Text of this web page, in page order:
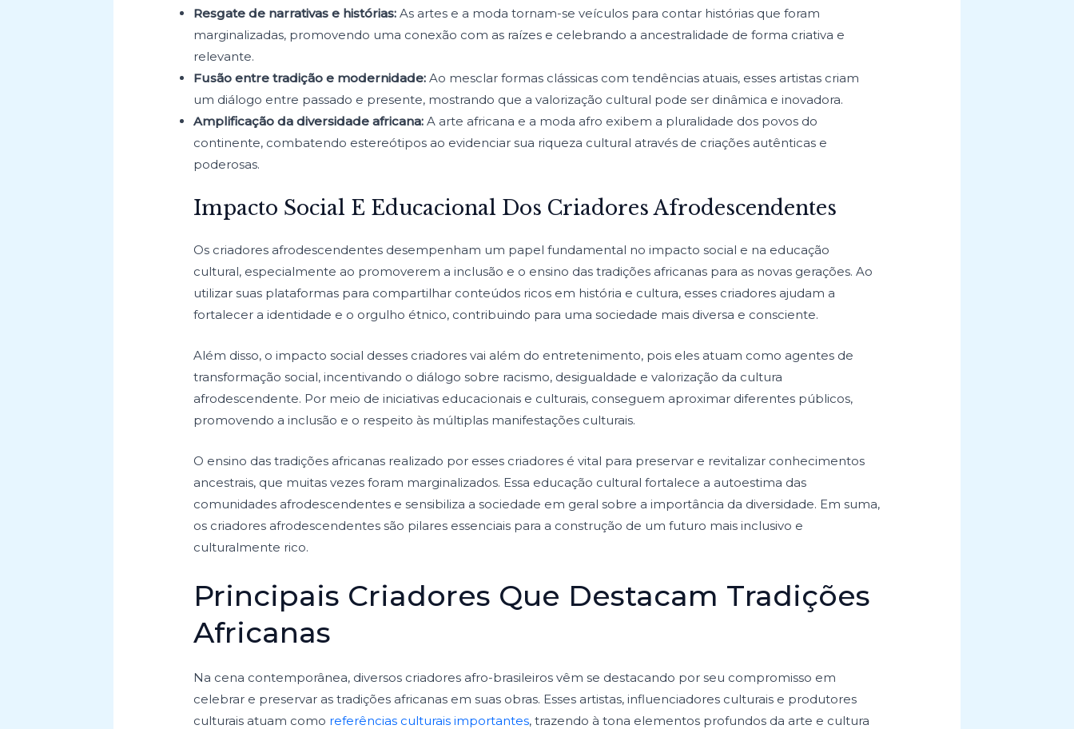
Resgate de narrativas e histórias: As artes e a moda tornam-se veículos para contar histórias que foram
marginalizadas, promovendo uma conexão com as raízes e celebrando a ancestralidade de forma criativa e
relevante.
Fusão entre tradição e modernidade: Ao mesclar formas clássicas com tendências atuais, esses artistas criam
um diálogo entre passado e presente, mostrando que a valorização cultural pode ser dinâmica e inovadora.
Amplificação da diversidade africana: A arte africana e a moda afro exibem a pluralidade dos povos do
continente, combatendo estereótipos ao evidenciar sua riqueza cultural através de criações autênticas e
poderosas.
Impacto Social E Educacional Dos Criadores Afrodescendentes
Os criadores afrodescendentes desempenham um papel fundamental no impacto social e na educação
cultural, especialmente ao promoverem a inclusão e o ensino das tradições africanas para as novas gerações. Ao
utilizar suas plataformas para compartilhar conteúdos ricos em história e cultura, esses criadores ajudam a
fortalecer a identidade e o orgulho étnico, contribuindo para uma sociedade mais diversa e consciente.
Além disso, o impacto social desses criadores vai além do entretenimento, pois eles atuam como agentes de
transformação social, incentivando o diálogo sobre racismo, desigualdade e valorização da cultura
afrodescendente. Por meio de iniciativas educacionais e culturais, conseguem aproximar diferentes públicos,
promovendo a inclusão e o respeito às múltiplas manifestações culturais.
O ensino das tradições africanas realizado por esses criadores é vital para preservar e revitalizar conhecimentos
ancestrais, que muitas vezes foram marginalizados. Essa educação cultural fortalece a autoestima das
comunidades afrodescendentes e sensibiliza a sociedade em geral sobre a importância da diversidade. Em suma,
os criadores afrodescendentes são pilares essenciais para a construção de um futuro mais inclusivo e
culturalmente rico.
Principais Criadores Que Destacam Tradições
Africanas
Na cena contemporânea, diversos criadores afro-brasileiros vêm se destacando por seu compromisso em
celebrar e preservar as tradições africanas em suas obras. Esses artistas, influenciadores culturais e produtores
culturais atuam como referências culturais importantes, trazendo à tona elementos profundos da arte e cultura